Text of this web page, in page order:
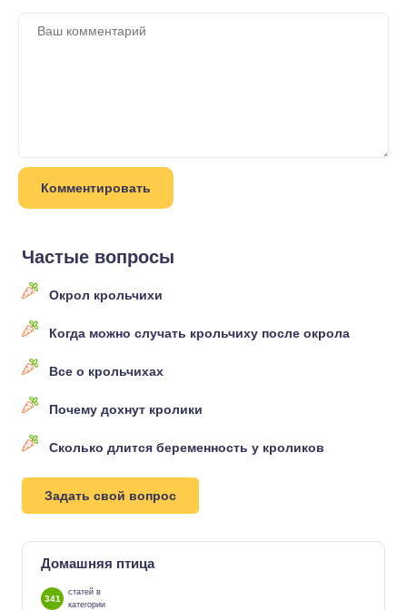
Частые вопросы
Окрол крольчихи
Когда можно случать крольчиху после окрола
Все о крольчихах
Почему дохнут кролики
Сколько длится беременность у кроликов
Задать свой вопрос
Домашняя птица
341
статей в
категории